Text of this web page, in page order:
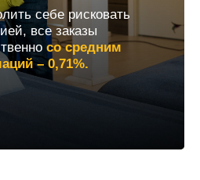
себе рисковать
все заказы
со средним
– 0,71%.